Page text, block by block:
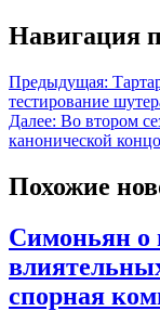
Навигация
Предыдущая:
тестирование
Далее: Во втором
канонической
Похожие
Симоньян о
спорная